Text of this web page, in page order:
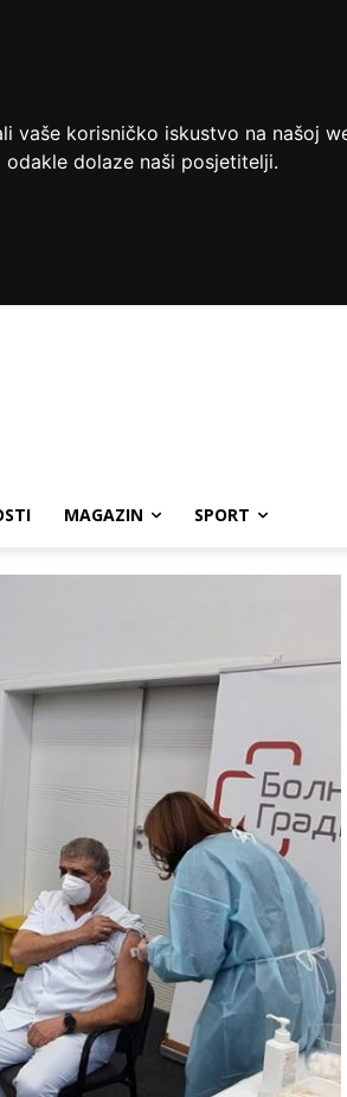
korisničko iskustvo na našoj
dolaze naši posjetitelji.
MAGAZIN SPORT